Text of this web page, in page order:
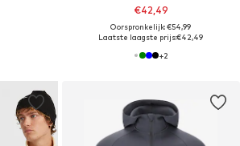
€42,49
Oorspronkelijk: €54,99
Laatste laagste prijs:€42,49
+2